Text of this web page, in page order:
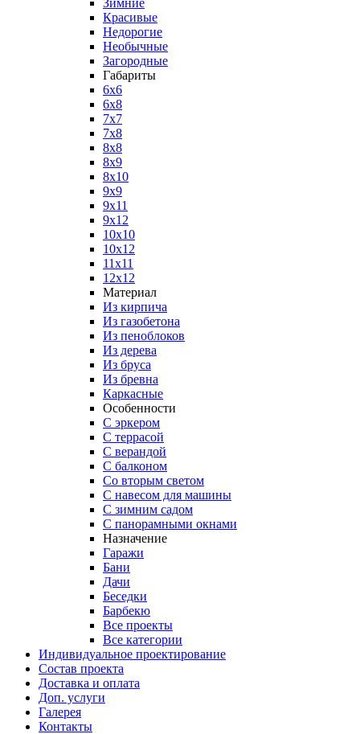
Зимние
Красивые
Недорогие
Необычные
Загородные
Габариты
6x6
6x8
7x7
7x8
8x8
8x9
8x10
9x9
9x11
9x12
10x10
10x12
11x11
12x12
Материал
Из кирпича
Из газобетона
Из пеноблоков
Из дерева
Из бруса
Из бревна
Каркасные
Особенности
С эркером
С террасой
С верандой
С балконом
Со вторым светом
С навесом для машины
С зимним садом
С панорамными окнами
Назначение
Гаражи
Бани
Дачи
Беседки
Барбекю
Все проекты
Все категории
Индивидуальное проектирование
Состав проекта
Доставка и оплата
Доп. услуги
Галерея
Контакты